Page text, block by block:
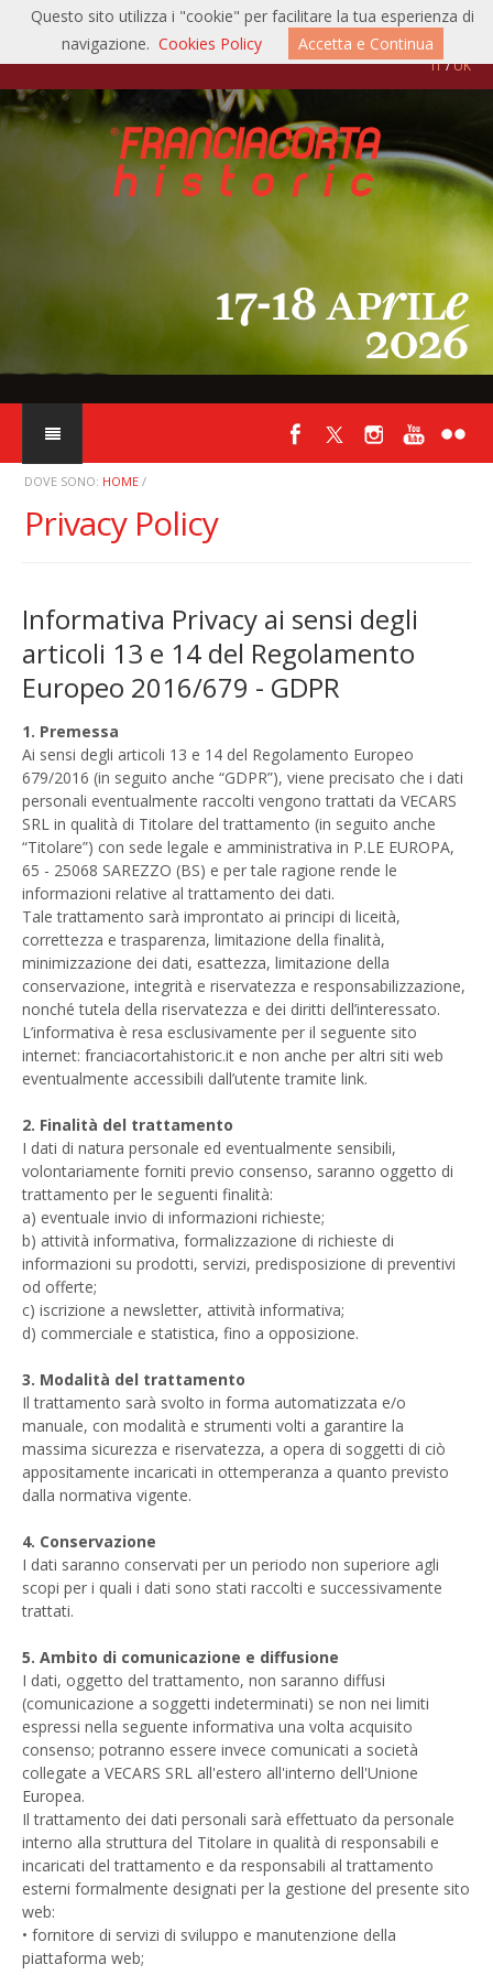
04/05/2026: Auto d'Epoca anno XLII n° 5, maggio 2026 pag. 120-121
22/04/2026:Giornale di Brescia, mercoledì 22 aprile 2026 pag. 39
22/04/2026: motoristorici.it
territoribresciani.it
IT/UK
DOVE SONO: HOME /
Privacy Policy
Informativa Privacy ai sensi degli
articoli 13 e 14 del Regolamento
Europeo 2016/679 - GDPR
1. Premessa
Ai sensi degli articoli 13 e 14 del Regolamento Europeo
679/2016 (in seguito anche “GDPR”), viene precisato che i dati
personali eventualmente raccolti vengono trattati da VECARS
SRL in qualità di Titolare del trattamento (in seguito anche
“Titolare”) con sede legale e amministrativa in P.LE EUROPA,
65 - 25068 SAREZZO (BS) e per tale ragione rende le
informazioni relative al trattamento dei dati.
Tale trattamento sarà improntato ai principi di liceità,
correttezza e trasparenza, limitazione della finalità,
minimizzazione dei dati, esattezza, limitazione della
conservazione, integrità e riservatezza e responsabilizzazione,
nonché tutela della riservatezza e dei diritti dell’interessato.
L’informativa è resa esclusivamente per il seguente sito
internet: franciacortahistoric.it e non anche per altri siti web
eventualmente accessibili dall’utente tramite link.
2. Finalità del trattamento
I dati di natura personale ed eventualmente sensibili,
volontariamente forniti previo consenso, saranno oggetto di
trattamento per le seguenti finalità:
a) eventuale invio di informazioni richieste;
b) attività informativa, formalizzazione di richieste di
informazioni su prodotti, servizi, predisposizione di preventivi
od offerte;
c) iscrizione a newsletter, attività informativa;
d) commerciale e statistica, fino a opposizione.
3. Modalità del trattamento
Il trattamento sarà svolto in forma automatizzata e/o
manuale, con modalità e strumenti volti a garantire la
massima sicurezza e riservatezza, a opera di soggetti di ciò
appositamente incaricati in ottemperanza a quanto previsto
dalla normativa vigente.
4. Conservazione
I dati saranno conservati per un periodo non superiore agli
scopi per i quali i dati sono stati raccolti e successivamente
trattati.
5. Ambito di comunicazione e diffusione
I dati, oggetto del trattamento, non saranno diffusi
(comunicazione a soggetti indeterminati) se non nei limiti
espressi nella seguente informativa una volta acquisito
consenso; potranno essere invece comunicati a società
collegate a VECARS SRL all'estero all'interno dell'Unione
Europea.
Il trattamento dei dati personali sarà effettuato da personale
interno alla struttura del Titolare in qualità di responsabili e
incaricati del trattamento e da responsabili al trattamento
esterni formalmente designati per la gestione del presente sito
web:
• fornitore di servizi di sviluppo e manutenzione della
piattaforma web;
Questo sito utilizza i "cookie" per facilitare la tua esperienza di
navigazione. Cookies Policy Accetta e Continua